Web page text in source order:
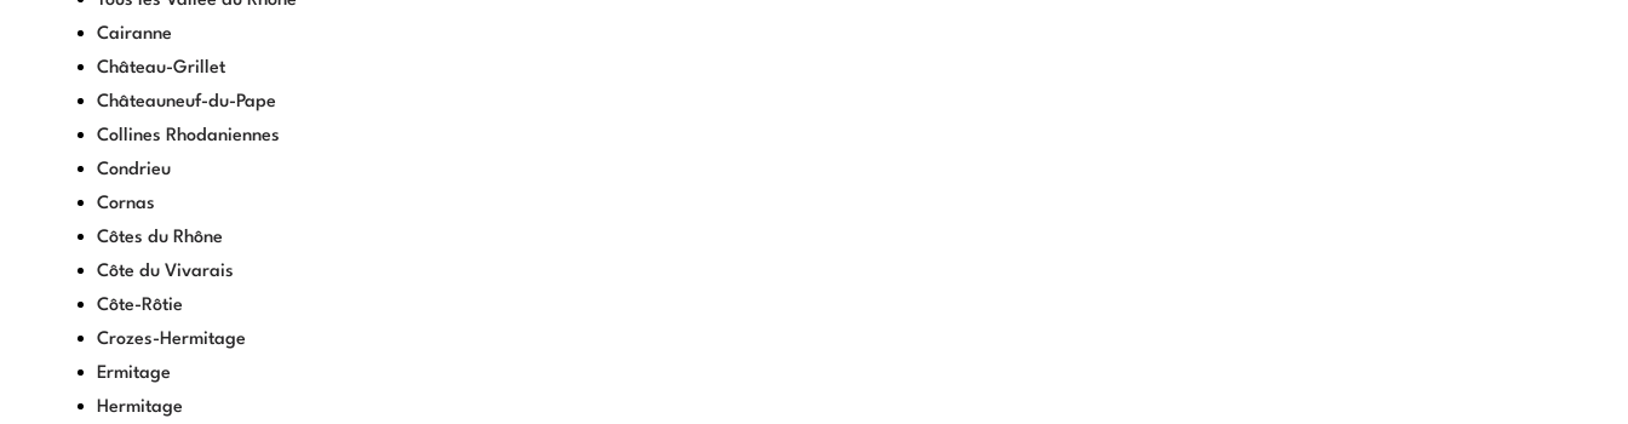
Cairanne
Château-Grillet
Châteauneuf-du-Pape
Collines Rhodaniennes
Condrieu
Cornas
Côtes du Rhône
Côte du Vivarais
Côte-Rôtie
Crozes-Hermitage
Ermitage
Hermitage